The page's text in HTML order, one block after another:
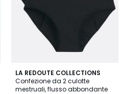
LA REDOUTE COLLECTIONS
Confezione da 2 culotte
mestruali, flusso abbondante
5
/
5